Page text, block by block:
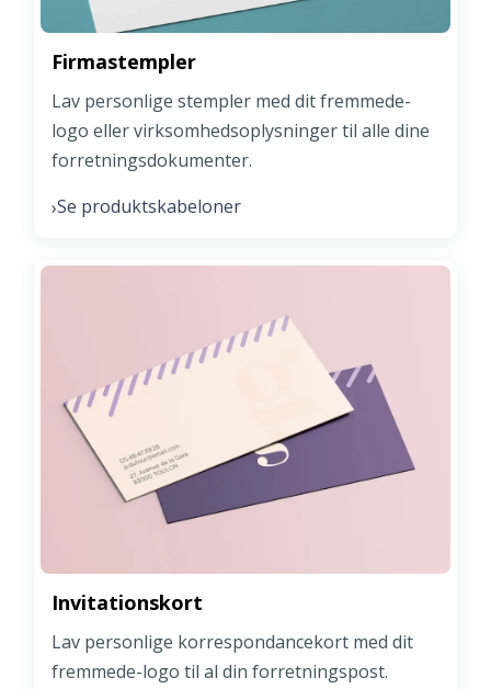
Firmastempler
Lav personlige stempler med dit fremmede-
logo eller virksomhedsoplysninger til alle dine
forretningsdokumenter.
›Se produktskabeloner
Invitationskort
Lav personlige korrespondancekort med dit
fremmede-logo til al din forretningspost.